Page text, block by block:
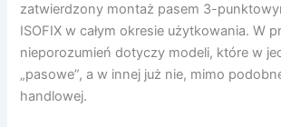
zatwierdzony montaż pasem 3-
ISOFIX w całym okresie użytkowania. W
nieporozumień dotyczy modeli, które w
„pasowe”, a w innej już nie, mimo
handlowej.